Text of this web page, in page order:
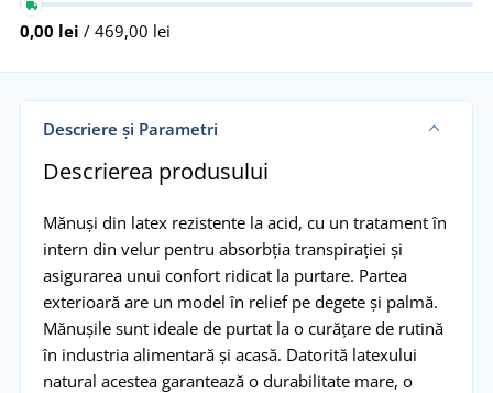
0,00 lei / 469,00 lei
Descriere și Parametri
Descrierea produsului
Mănuși din latex rezistente la acid, cu un tratament în
intern din velur pentru absorbția transpirației și
asigurarea unui confort ridicat la purtare. Partea
exterioară are un model în relief pe degete și palmă.
Mănușile sunt ideale de purtat la o curățare de rutină
în industria alimentară și acasă. Datorită latexului
natural acestea garantează o durabilitate mare, o